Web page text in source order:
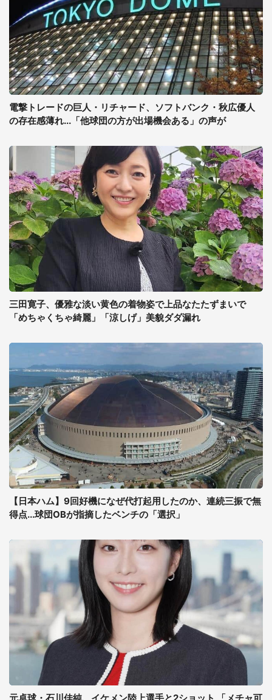
電撃トレードの巨人・リチャード、ソフトバンク・秋広優人
の存在感薄れ...「他球団の方が出場機会ある」の声が
三田寛子、優雅な淡い黄色の着物姿で上品なたたずまいで
「めちゃくちゃ綺麗」「涼しげ」美貌ダダ漏れ
【日本ハム】9回好機になぜ代打起用したのか、連続三振で無
得点...球団OBが指摘したベンチの「選択」